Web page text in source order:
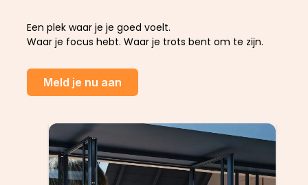
Een plek waar je je goed voelt.
Waar je focus hebt. Waar je trots bent om te zijn.
Meld je nu aan